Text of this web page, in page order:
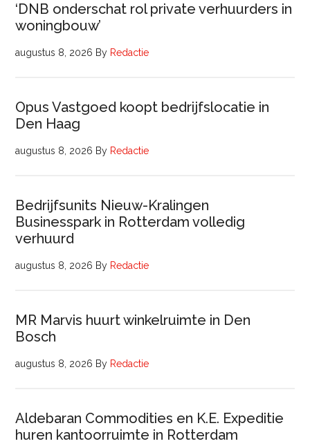
‘DNB onderschat rol private verhuurders in
woningbouw’
augustus 8, 2026 By Redactie
Opus Vastgoed koopt bedrijfslocatie in
Den Haag
augustus 8, 2026 By Redactie
Bedrijfsunits Nieuw-Kralingen
Businesspark in Rotterdam volledig
verhuurd
augustus 8, 2026 By Redactie
MR Marvis huurt winkelruimte in Den
Bosch
augustus 8, 2026 By Redactie
Aldebaran Commodities en K.E. Expeditie
huren kantoorruimte in Rotterdam